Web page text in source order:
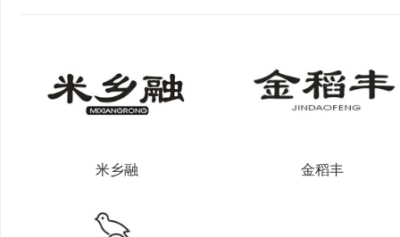
米乡融 金稻丰